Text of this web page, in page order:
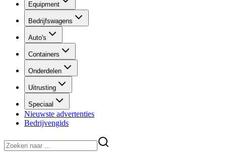
Equipment
Bedrijfswagens
Auto's
Containers
Onderdelen
Uitrusting
Speciaal
Nieuwste advertenties
Bedrijvengids